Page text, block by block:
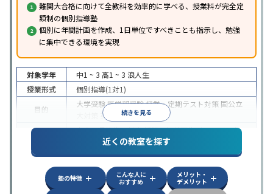
難関大合格に向けて全教科を効率的に学べる、授業料が完全定
額制の個別指導塾
個別に年間計画を作成、1日単位ですべきことも指示し、勉強
に集中できる環境を実現
続きを見る
対象学年 中1 ~ 3 高1 ~ 3 浪人生
授業形式
個別指導(1対1)
目的
大学受験医学部受験授業・定期テスト対策 国公立
英検(英語検定)対策
中高一貫校生に対応授業の振替可能オンライン対
自習室あり
近くの教室を探す
塾の特徴
こんな人に
おすすめ
メリット・
デメリット